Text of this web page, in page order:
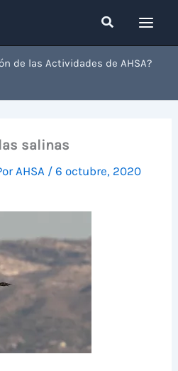
Buscar
de las Actividades de AHSA?
salinas
AHSA /6 octubre, 2020